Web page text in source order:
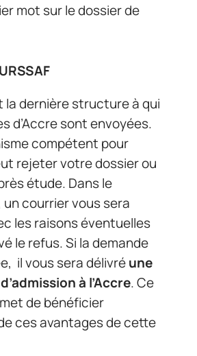
mot sur le dossier de
la dernière structure à qui
d’Accre sont envoyées.
compétent pour
rejeter votre dossier ou
étude. Dans le
courrier vous sera
les raisons éventuelles
le refus. Si la demande
il vous sera délivréune
à l’Accre. Ce
de bénéficier
ces avantages de cette